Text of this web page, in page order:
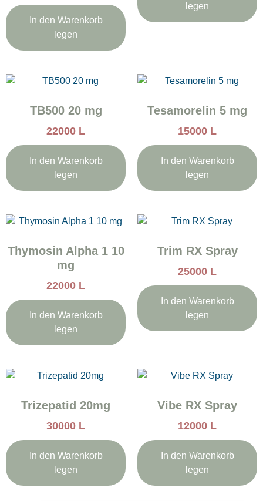
In den Warenkorb
legen
legen
TB500 20 mg
22000 L
In den Warenkorb
legen
Tesamorelin 5 mg
15000 L
In den Warenkorb
legen
Thymosin Alpha 1 10
mg
22000 L
In den Warenkorb
legen
Trim RX Spray
25000 L
In den Warenkorb
legen
Trizepatid 20mg
30000 L
In den Warenkorb
legen
Vibe RX Spray
12000 L
In den Warenkorb
legen